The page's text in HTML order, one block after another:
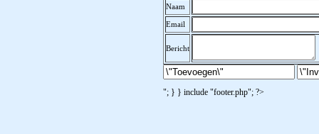
Naam
Email
Bericht
"; } } include "footer.php"; ?>